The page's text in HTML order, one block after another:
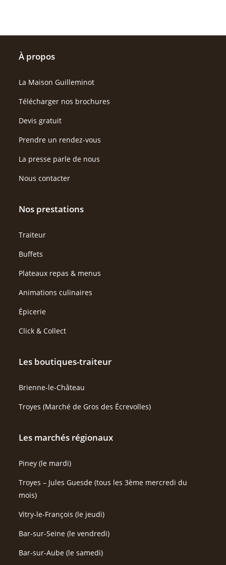
À propos
La Maison Guilleminot
Télécharger nos brochures
Devis gratuit
Prendre un rendez-vous
La presse parle de nous
Nous contacter
Nos prestations
Traiteur
Buffets
Plateaux repas & menus
Animations culinaires
Épicerie
Click & Collect
Les boutiques-traiteur
Brienne-le-Château
Troyes (Marché de Gros des Écrevolles)
Les marchés régionaux
Piney (le mardi)
Troyes – Jules Guesde (tous les 3ème mercredi du
mois)
Vitry-le-François (le jeudi)
Bar-sur-Seine (le vendredi)
Bar-sur-Aube (le samedi)